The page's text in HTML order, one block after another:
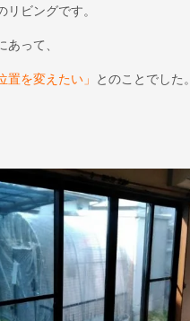
リビングです。
あって、
置を変えたい」 とのことでした。